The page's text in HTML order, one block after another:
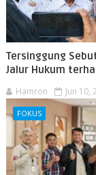
Tersinggung
Jalur Hukum
Hamron Jun 10,
FOKUS